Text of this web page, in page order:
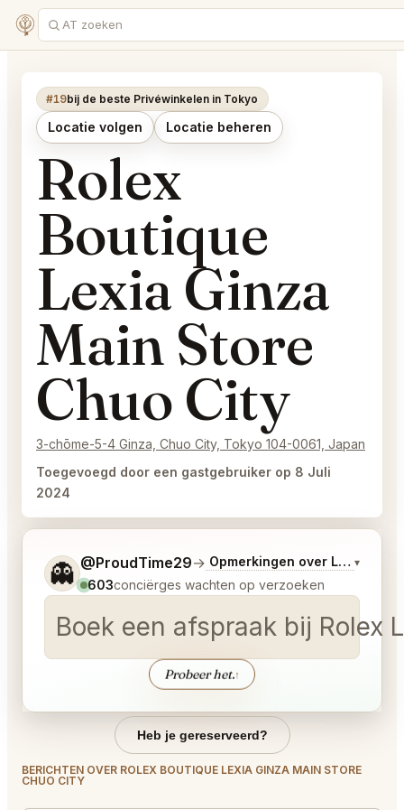
#19bij de beste Privéwinkelen in Tokyo
Locatie volgen Locatie beheren
Rolex
Boutique
Lexia Ginza
Main Store
Chuo City
3-chōme-5-4 Ginza, Chuo City, Tokyo 104-0061, Japan
Toegevoegd door een gastgebruiker op 8 Juli
2024
👻 @ProudTime29→ Opmerkingen over Laatste
▾
603conciërges wachten op verzoeken
Boek een afspraak bij Rolex
Probeer het.↑
Vertel me wat je wilt.
Heb je gereserveerd?
BERICHTEN OVER ROLEX BOUTIQUE LEXIA GINZA MAIN STORE
CHUO CITY